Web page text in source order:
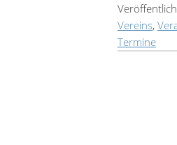
Vereins,
Termine